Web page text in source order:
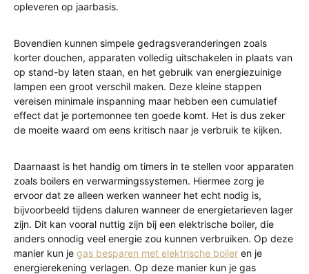
opleveren op jaarbasis.
Bovendien kunnen simpele gedragsveranderingen zoals
korter douchen, apparaten volledig uitschakelen in plaats van
op stand-by laten staan, en het gebruik van energiezuinige
lampen een groot verschil maken. Deze kleine stappen
vereisen minimale inspanning maar hebben een cumulatief
effect dat je portemonnee ten goede komt. Het is dus zeker
de moeite waard om eens kritisch naar je verbruik te kijken.
Daarnaast is het handig om timers in te stellen voor apparaten
zoals boilers en verwarmingssystemen. Hiermee zorg je
ervoor dat ze alleen werken wanneer het echt nodig is,
bijvoorbeeld tijdens daluren wanneer de energietarieven lager
zijn. Dit kan vooral nuttig zijn bij een elektrische boiler, die
anders onnodig veel energie zou kunnen verbruiken. Op deze
manier kun je gas besparen met elektrische boiler en je
energierekening verlagen. Op deze manier kun je gas